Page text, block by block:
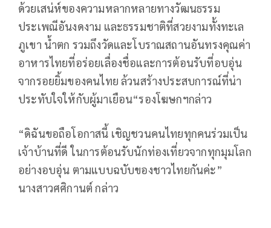
ด้วยเสน่ห์ของความหลากหลายทางวัฒนธรรม
ประเพณีอันงดงาม และธรรมชาติที่สวยงามทั้งทะเล
ภูเขา น้ำตก รวมถึงวัดและโบราณสถานอันทรงคุณค่า
อาหารไทยที่อร่อยเลื่องชื่อและการต้อนรับที่อบอุ่น
จากรอยยิ้มของคนไทย ล้วนสร้างประสบการณ์ที่น่า
ประทับใจให้กับผู้มาเยือน“รองโฆษกฯกล่าว
“ดิฉันขอถือโอกาสนี้ เชิญชวนคนไทยทุกคนร่วมเป็น
เจ้าบ้านที่ดี ในการต้อนรับนักท่องเที่ยวจากทุกมุมโลก
อย่างอบอุ่น ตามแบบฉบับของชาวไทยกันค่ะ”
นางสาวศศิกานต์ กล่าว